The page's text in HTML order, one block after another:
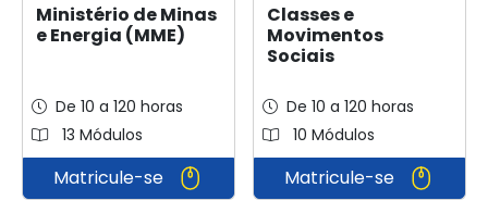
Ministério de Minas
e Energia (MME)
De 10 a 120 horas
13 Módulos
Matricule-se
Classes e
Movimentos
Sociais
De 10 a 120 horas
10 Módulos
Matricule-se